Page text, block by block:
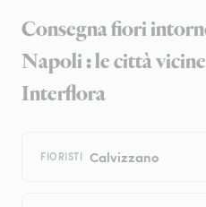
Consegna fiori
Napoli : le città
Interflora
FIORISTI Calvizzano